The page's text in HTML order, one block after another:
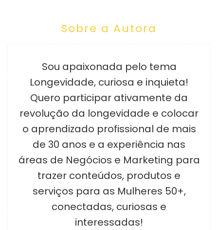
Sobre a Autora
Sou apaixonada pelo tema
Longevidade, curiosa e inquieta!
Quero participar ativamente da
revolução da longevidade e colocar
o aprendizado profissional de mais
de 30 anos e a experiência nas
áreas de Negócios e Marketing para
trazer conteúdos, produtos e
serviços para as Mulheres 50+,
conectadas, curiosas e
interessadas!